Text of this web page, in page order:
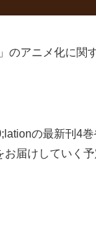
アニメ化に関
の最新刊4
届けしていく予